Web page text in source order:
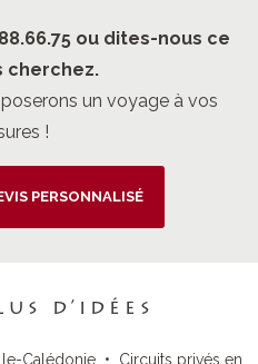
ou dites-nous ce
cherchez.
un voyage à vos
!
PERSONNALISÉ
d’idées
Calédonie • Circuits privés en